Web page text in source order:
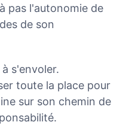
pas l'autonomie de
de son
s'envoler.
toute la place pour
sur son chemin de